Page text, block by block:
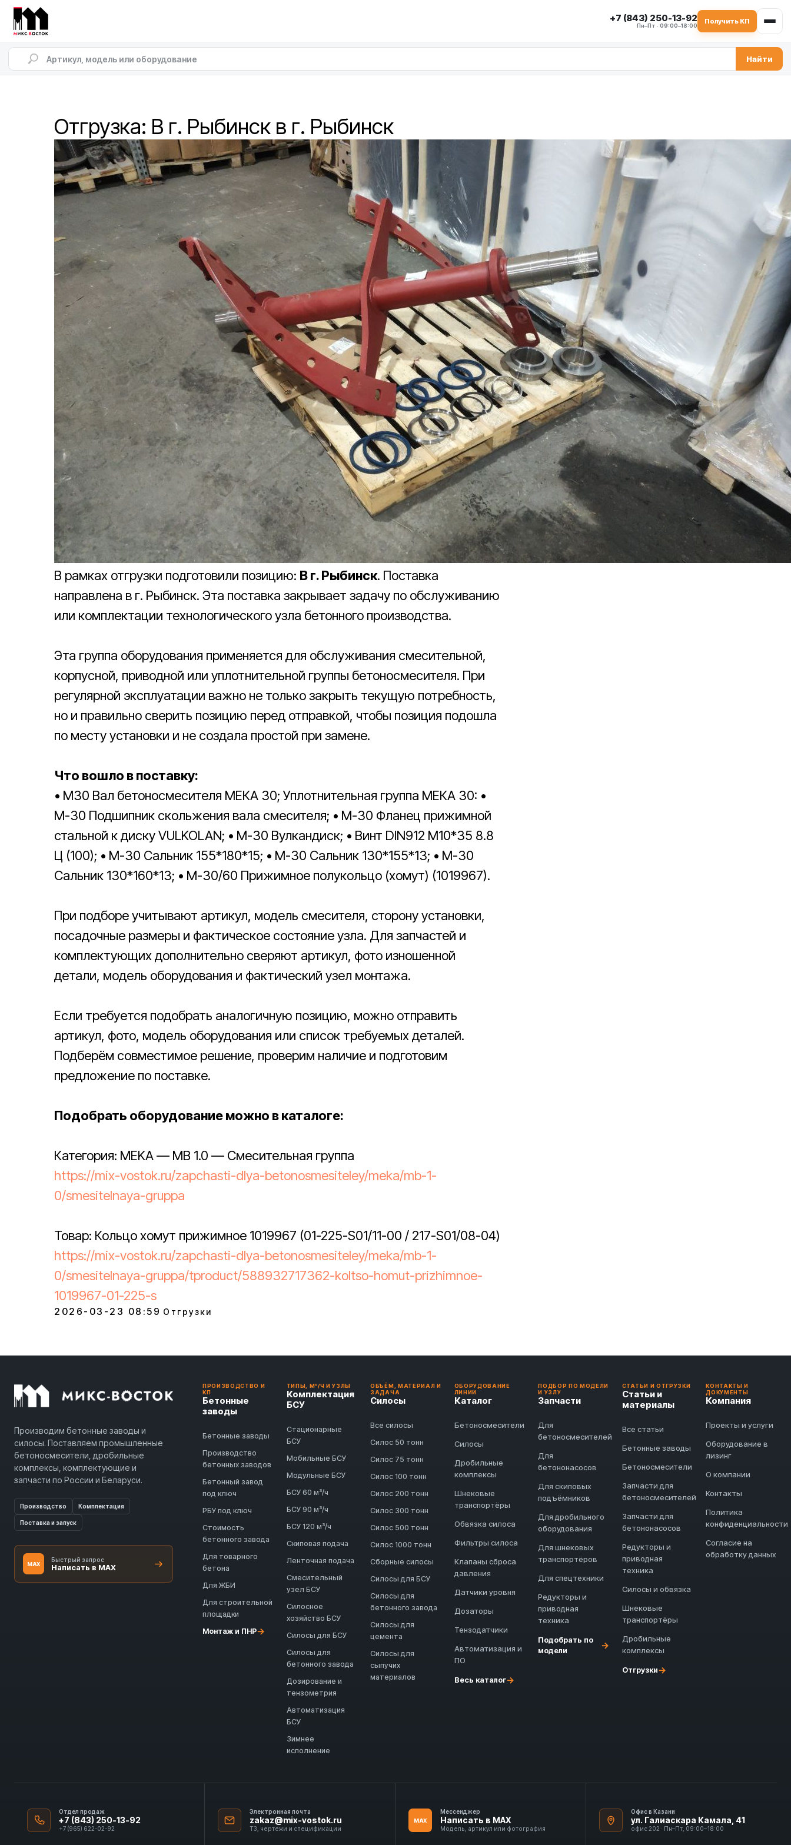
+7 (843) 250-13-92
Пн–Пт · 09:00–18:00
Получить КП
Найти
Отгрузка: В г. Рыбинск в г. Рыбинск
В рамках отгрузки подготовили позицию: В г. Рыбинск. Поставка
направлена в г. Рыбинск. Эта поставка закрывает задачу по обслуживанию
или комплектации технологического узла бетонного производства.
Эта группа оборудования применяется для обслуживания смесительной,
корпусной, приводной или уплотнительной группы бетоносмесителя. При
регулярной эксплуатации важно не только закрыть текущую потребность,
но и правильно сверить позицию перед отправкой, чтобы позиция подошла
по месту установки и не создала простой при замене.
Что вошло в поставку:
• M30 Вал бетоносмесителя МЕКА 30; Уплотнительная группа МЕКА 30: •
М-30 Подшипник скольжения вала смесителя; • М-30 Фланец прижимной
стальной к диску VULKOLAN; • М-30 Вулкандиск; • Винт DIN912 M10*35 8.8
Ц (100); • М-30 Сальник 155*180*15; • М-30 Сальник 130*155*13; • М-30
Сальник 130*160*13; • М-30/60 Прижимное полукольцо (хомут) (1019967).
При подборе учитывают артикул, модель смесителя, сторону установки,
посадочные размеры и фактическое состояние узла. Для запчастей и
комплектующих дополнительно сверяют артикул, фото изношенной
детали, модель оборудования и фактический узел монтажа.
Если требуется подобрать аналогичную позицию, можно отправить
артикул, фото, модель оборудования или список требуемых деталей.
Подберём совместимое решение, проверим наличие и подготовим
предложение по поставке.
Подобрать оборудование можно в каталоге:
Категория: MEKA — MB 1.0 — Смесительная группа
https://mix-vostok.ru/zapchasti-dlya-betonosmesiteley/meka/mb-1-
0/smesitelnaya-gruppa
Товар: Кольцо хомут прижимное 1019967 (01-225-S01/11-00 / 217-S01/08-04)
https://mix-vostok.ru/zapchasti-dlya-betonosmesiteley/meka/mb-1-
0/smesitelnaya-gruppa/tproduct/588932717362-koltso-homut-prizhimnoe-
1019967-01-225-s
2026-03-23 08:59 Отгрузки
Производим бетонные заводы и
силосы. Поставляем промышленные
бетоносмесители, дробильные
комплексы, комплектующие и
запчасти по России и Беларуси.
Производство Комплектация
Поставка и запуск
MAX
Быстрый запрос
Написать в MAX
ПРОИЗВОДСТВО И
КП
Бетонные
заводы
Бетонные заводы
Производство
бетонных заводов
Бетонный завод
под ключ
РБУ под ключ
Стоимость
бетонного завода
Для товарного
бетона
Для ЖБИ
Для строительной
площадки
Монтаж и ПНР→
ТИПЫ, М³/Ч И УЗЛЫ
Комплектация
БСУ
Стационарные
БСУ
Мобильные БСУ
Модульные БСУ
БСУ 60 м³/ч
БСУ 90 м³/ч
БСУ 120 м³/ч
Скиповая подача
Ленточная подача
Смесительный
узел БСУ
Силосное
хозяйство БСУ
Силосы для БСУ
Силосы для
бетонного завода
Дозирование и
тензометрия
Автоматизация
БСУ
Зимнее
исполнение
ОБЪЁМ, МАТЕРИАЛ И
ЗАДАЧА
Силосы
Все силосы
Силос 50 тонн
Силос 75 тонн
Силос 100 тонн
Силос 200 тонн
Силос 300 тонн
Силос 500 тонн
Силос 1000 тонн
Сборные силосы
Силосы для БСУ
Силосы для
бетонного завода
Силосы для
цемента
Силосы для
сыпучих
материалов
ОБОРУДОВАНИЕ
ЛИНИИ
Каталог
Бетоносмесители
Силосы
Дробильные
комплексы
Шнековые
транспортёры
Обвязка силоса
Фильтры силоса
Клапаны сброса
давления
Датчики уровня
Дозаторы
Тензодатчики
Автоматизация и
ПО
Весь каталог→
ПОДБОР ПО МОДЕЛИ
И УЗЛУ
Запчасти
Для
бетоносмесителей
Для
бетононасосов
Для скиповых
подъёмников
Для дробильного
оборудования
Для шнековых
транспортёров
Для спецтехники
Редукторы и
приводная
техника
Подобрать по
модели
→
СТАТЬИ И ОТГРУЗКИ
Статьи и
материалы
Все статьи
Бетонные заводы
Бетоносмесители
Запчасти для
бетоносмесителей
Запчасти для
бетононасосов
Редукторы и
приводная
техника
Силосы и обвязка
Шнековые
транспортёры
Дробильные
комплексы
Отгрузки→
КОНТАКТЫ И
ДОКУМЕНТЫ
Компания
Проекты и услуги
Оборудование в
лизинг
О компании
Контакты
Политика
конфиденциальности
Согласие на
обработку данных
Отдел продаж
+7 (843) 250-13-92
+7 (965) 622-02-92
Электронная почта
zakaz@mix-vostok.ru
ТЗ, чертежи и спецификации
MAX
Мессенджер
Написать в MAX
Модель, артикул или фотография
Офис в Казани
ул. Галиаскара Камала, 41
офис 202 · Пн–Пт, 09:00–18:00